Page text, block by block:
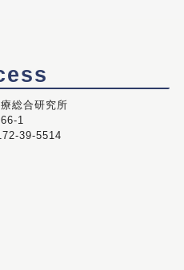
総合研究所
1
39-5514